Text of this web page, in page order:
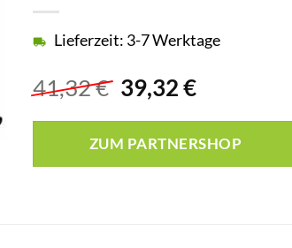
41,32€ Ursprünglicher
Preis
war:
41,32 €
39,32€Aktueller
ist:
39,32 €.
Lieferzeit: 3-7 Werktage
ZUM PARTNERSHOP